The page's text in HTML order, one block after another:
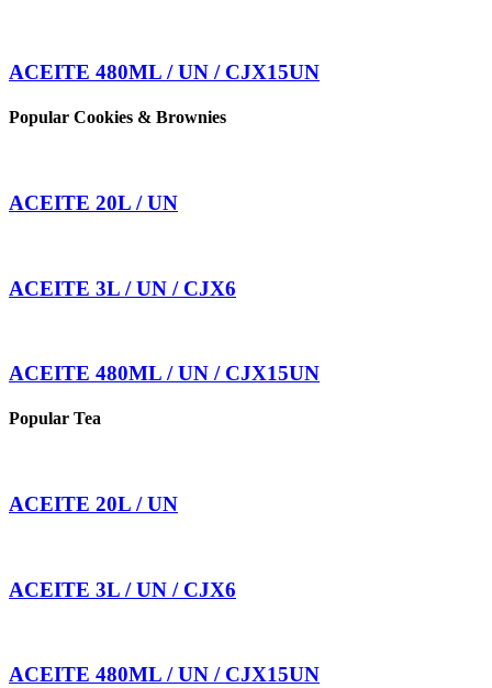
ACEITE 480ML / UN / CJX15UN
Popular Cookies & Brownies
ACEITE 20L / UN
ACEITE 3L / UN / CJX6
ACEITE 480ML / UN / CJX15UN
Popular Tea
ACEITE 20L / UN
ACEITE 3L / UN / CJX6
ACEITE 480ML / UN / CJX15UN